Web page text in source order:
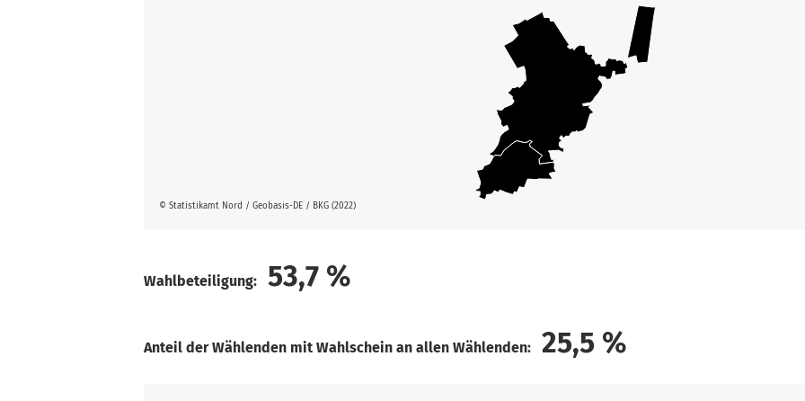
© Statistikamt Nord / Geobasis-DE / BKG (2022)
Wahlbeteiligung: 53,7 %
Anteil der Wählenden mit Wahlschein an allen Wählenden: 25,5 %